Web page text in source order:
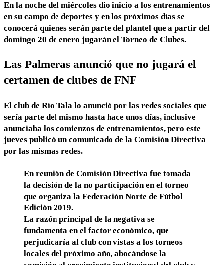
En la noche del miércoles dio inicio a los entrenamientos
en su campo de deportes y en los próximos días se
conocerá quienes serán parte del plantel que a partir del
domingo 20 de enero jugarán el Torneo de Clubes.
Las Palmeras anunció que no jugará el
certamen de clubes de FNF
El club de Río Tala lo anunció por las redes sociales que
sería parte del mismo hasta hace unos días, inclusive
anunciaba los comienzos de entrenamientos, pero este
jueves publicó un comunicado de la Comisión Directiva
por las mismas redes.
En reunión de Comisión Directiva fue tomada
la decisión de la no participación en el torneo
que organiza la Federación Norte de Fútbol
Edición 2019.
La razón principal de la negativa se
fundamenta en el factor económico, que
perjudicaría al club con vistas a los torneos
locales del próximo año, abocándose la